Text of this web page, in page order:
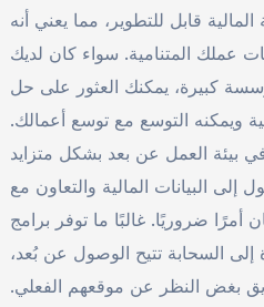
قابل للتطوير، مما يعني أنه
عملك المتنامية. سواء كان لديك
كبيرة، يمكنك العثور على حل
ويمكنه التوسع مع توسع أعمالك.
بيئة العمل عن بعد بشكل متزايد
إلى البيانات المالية والتعاون مع
ضروريًا. غالبًا ما توفر برامج
إلى السحابة تتيح الوصول عن بُعد،
بغض النظر عن موقعهم الفعلي.